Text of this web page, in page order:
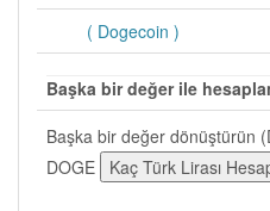
( Dogecoin )
Başka bir değer ile
Başka bir değer dönüştürün
DOGE